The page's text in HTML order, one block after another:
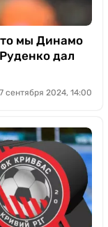
мы Динамо
дал
сентября 2024, 14:00